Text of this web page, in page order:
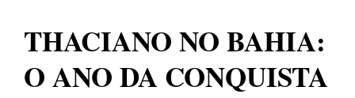
THACIANO NO BAHIA:
O ANO DA CONQUISTA